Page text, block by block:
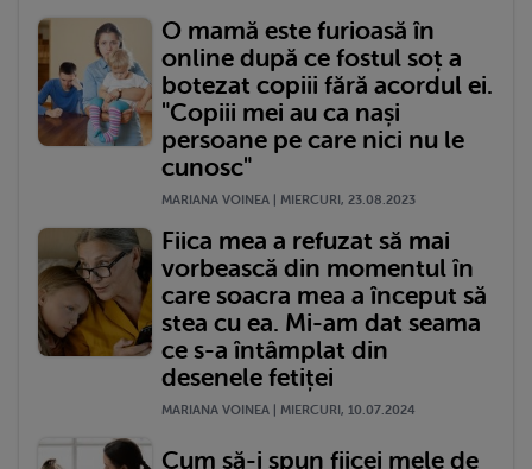
O mamă este furioasă în
online după ce fostul soț a
botezat copiii fără acordul ei.
"Copiii mei au ca nași
persoane pe care nici nu le
cunosc"
MARIANA VOINEA | MIERCURI, 23.08.2023
Fiica mea a refuzat să mai
vorbească din momentul în
care soacra mea a început să
stea cu ea. Mi-am dat seama
ce s-a întâmplat din
desenele fetiței
MARIANA VOINEA | MIERCURI, 10.07.2024
Cum să-i spun fiicei mele de